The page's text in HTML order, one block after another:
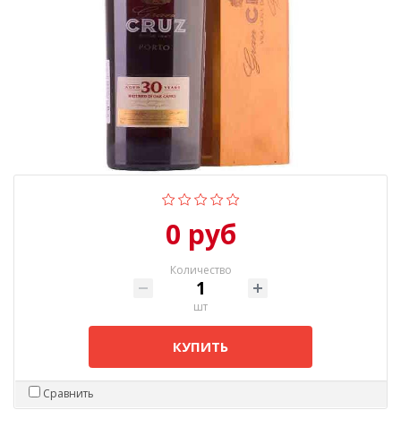
0 руб
Количество
шт
КУПИТЬ
Сравнить